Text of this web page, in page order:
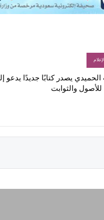
الحميدي يصدر كتابًا جديدًا يدعو
للأصول والثوابت